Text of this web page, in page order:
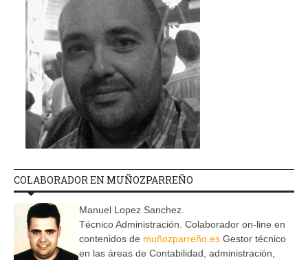
COLABORADOR EN MUÑOZPARREÑO
Manuel Lopez Sanchez.
Técnico Administración. Colaborador on-line en
contenidos de muñozparreño.es Gestor técnico
en las áreas de Contabilidad, administración,